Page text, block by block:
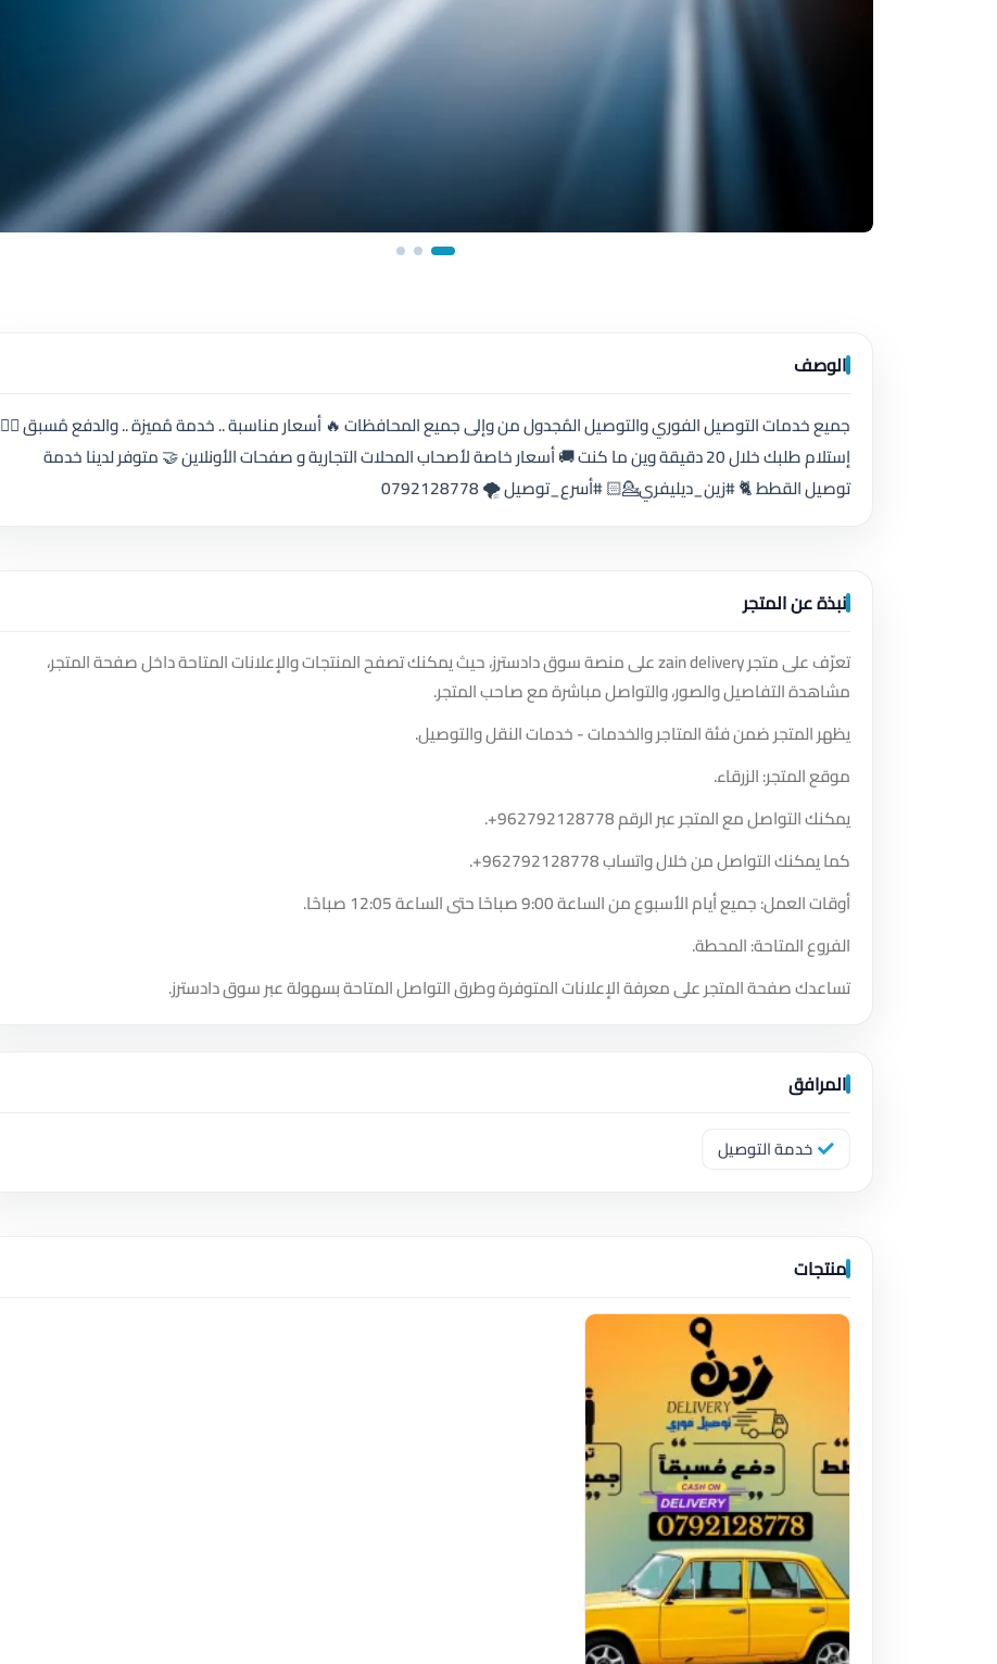
الوصف
جميع خدمات التوصيل الفوري والتوصيل المُجدول من وإلى جميع المحافظات 🔥 أسعار مناسبة .. خدمة مُميزة .. والدفع مُسبق 👉🏻
إستلام طلبك خلال 20 دقيقة وين ما كنت 🚚 أسعار خاصة لأصحاب المحلات التجارية و صفحات الأونلاين 🤝 متوفر لدينا خدمة
توصيل القطط 🐈 #زين_ديليفري💁🏻 #أسرع_توصيل 🌪️ 0792128778
نبذة عن المتجر
تعرّف على متجر zain delivery على منصة سوق دادسترز، حيث يمكنك تصفح المنتجات والإعلانات المتاحة داخل صفحة المتجر،
مشاهدة التفاصيل والصور، والتواصل مباشرة مع صاحب المتجر.
يظهر المتجر ضمن فئة المتاجر والخدمات - خدمات النقل والتوصيل.
موقع المتجر: الزرقاء.
يمكنك التواصل مع المتجر عبر الرقم+962792128778
.
كما يمكنك التواصل من خلال واتساب+962792128778
.
أوقات العمل: جميع أيام الأسبوع من الساعة 9:00 صباحًا حتى الساعة 12:05 صباحًا.
الفروع المتاحة: المحطة.
تساعدك صفحة المتجر على معرفة الإعلانات المتوفرة وطرق التواصل المتاحة بسهولة عبر سوق دادسترز.
المرافق
خدمة التوصيل
منتجات